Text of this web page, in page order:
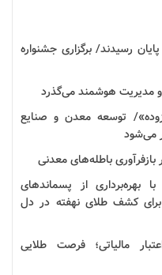
رسیدند/ برگزاری جشنواره
مدیریت هوشمند می‌گذرد
توسعه معدن و صنایع
می‌شود
بازفرآوریباطله‌های معدنی
از پسماندهای
کشف طلای نهفته در دل
مالیاتی؛ فرصت طلایی